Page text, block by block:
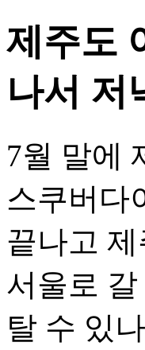
제주도
나서 저
7월 말에
스쿠버다
끝나고
서울로
탈 수 있